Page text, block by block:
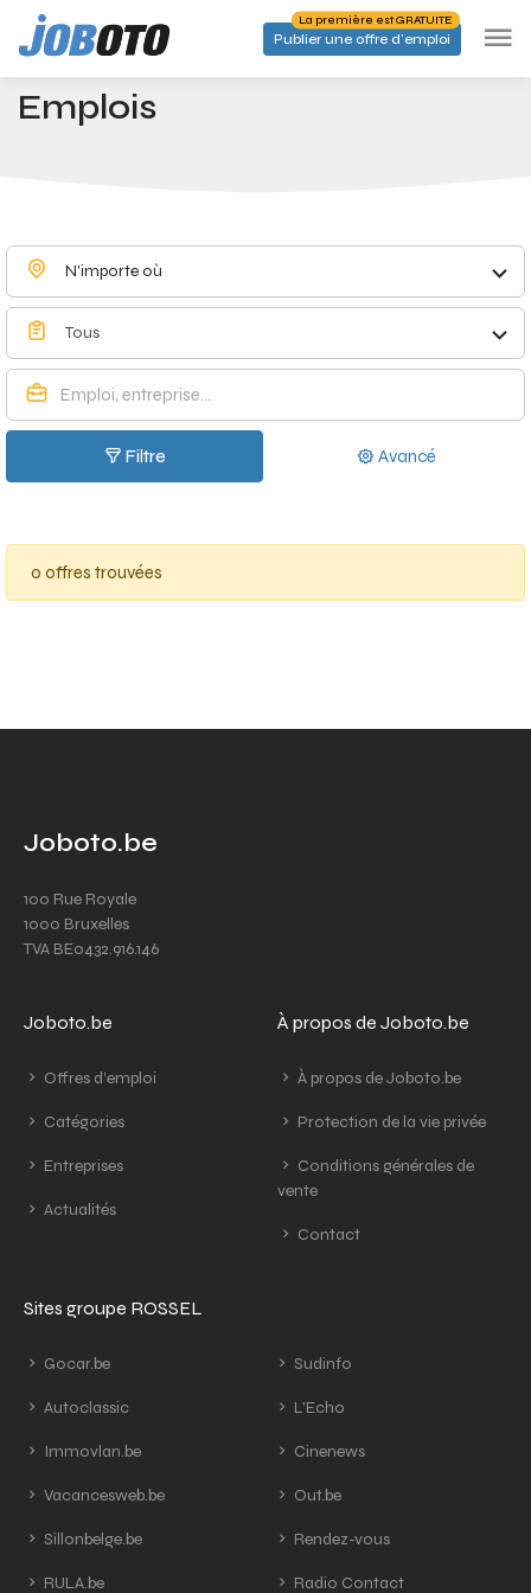
Skip to main content
Publier une offre d'emploi
La première est GRATUITE
Accueil Emplois à Schepdaal - Joboto
Emplois
N'importe où
Tous
Filtre Avancé
0 offres trouvées
Joboto.be
100 Rue Royale
1000 Bruxelles
TVA BE0432.916.146
Joboto.be
Offres d'emploi
Catégories
Entreprises
Actualités
À propos de Joboto.be
À propos de Joboto.be
Protection de la vie privée
Conditions générales de
vente
Contact
Sites groupe ROSSEL
Gocar.be
Autoclassic
Immovlan.be
Vacancesweb.be
Sillonbelge.be
RULA.be
Sudinfo
L'Echo
Cinenews
Out.be
Rendez-vous
Radio Contact